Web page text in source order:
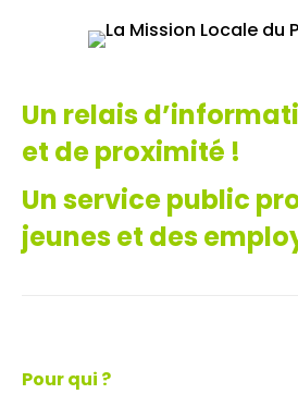
Un relais
et de proximité !
Un service public
jeunes et des
Pour qui ?